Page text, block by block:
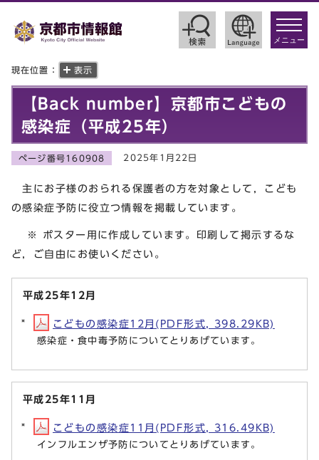
toggle
メニュー
現在位置： 表示
【Back number】京都市こどもの
感染症（平成25年）
ページ番号160908 2025年1月22日
主にお子様のおられる保護者の方を対象として，こども
の感染症予防に役立つ情報を掲載しています。
※ ポスター用に作成しています。印刷して掲示するな
ど，ご自由にお使いください。
平成25年12月
こどもの感染症12月(PDF形式, 398.29KB)
感染症・食中毒予防についてとりあげています。
平成25年11月
こどもの感染症11月(PDF形式, 316.49KB)
インフルエンザ予防についてとりあげています。